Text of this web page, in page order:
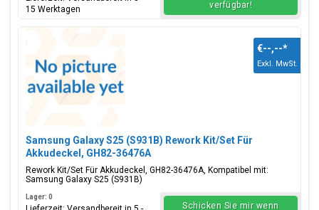
15 Werktagen
verfügbar!
Samsung Galaxy S25 (S931B) Rework Kit/Set Für
Akkudeckel, GH82-36476A
Rework Kit/Set Für Akkudeckel, GH82-36476A, Kompatibel mit:
Samsung Galaxy S25 (S931B)
€--,--*
Exkl. MwSt.
Lager: 0
Schicken Sie mir wenn